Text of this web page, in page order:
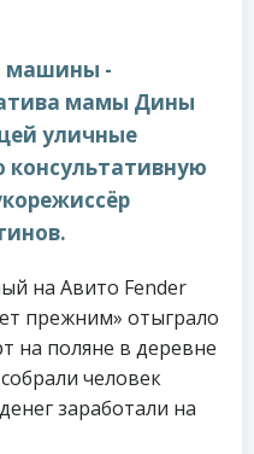
машины -
мамы Дины
уличные
на Авито Fender
прежним» отыграло
на поляне в деревне
человек
заработали на